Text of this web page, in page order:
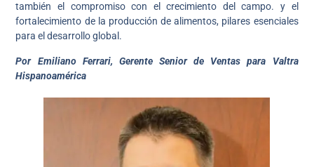
también el compromiso con el crecimiento del campo. y el
fortalecimiento de la producción de alimentos, pilares esenciales
para el desarrollo global.
Por Emiliano Ferrari, Gerente Senior de Ventas para Valtra
Hispanoamérica